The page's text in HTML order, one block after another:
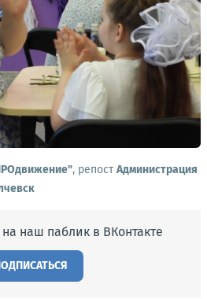
, репостАдминистрация
наш паблик в ВКонтакте